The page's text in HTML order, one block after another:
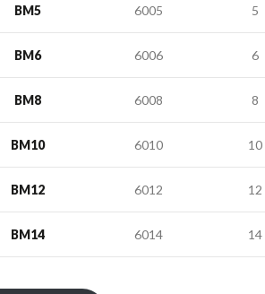
BM5 6005 5
BM6 6006 6
BM8 6008 8
BM10 6010 10
BM12 6012 12
BM14 6014 14